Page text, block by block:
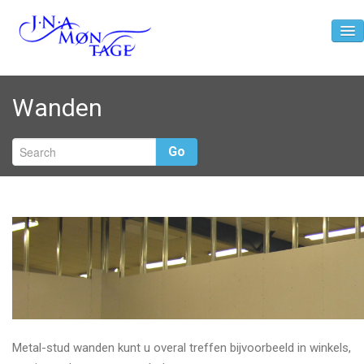
Home
Diensten
Over ons
Contact
Wanden
Go
Metal-stud wanden kunt u overal treffen bijvoorbeeld in winkels,